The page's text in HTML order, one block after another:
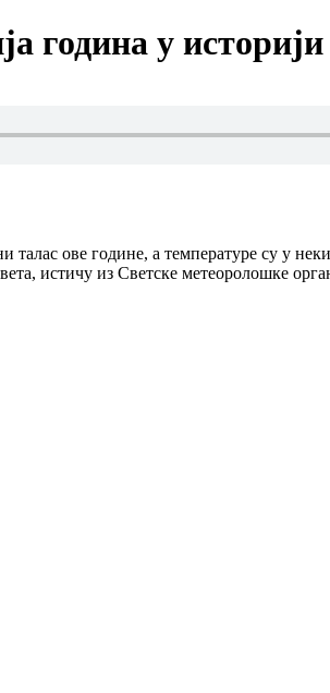
година у историји
ове године, а температуре су у
истичу из Светске метеоролошке